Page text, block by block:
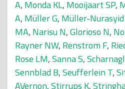
A, Monda KL, Mooijaart SP,
A, Müller G, Müller-
MA, Narisu N,Glorioso N,
Rayner NW, Renstrom F,
Rose LM,Sanna S,
Sennblad B,Seufferlein T,
AVernon,Stirrups K,